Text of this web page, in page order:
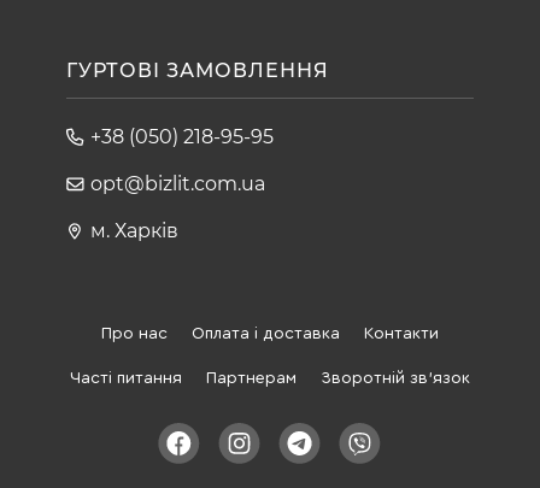
ГУРТОВІ ЗАМОВЛЕННЯ
+38 (050) 218-95-95
opt@bizlit.com.ua
м. Харків
Про нас Оплата і доставка Контакти
Часті питання Партнерам Зворотній зв'язок